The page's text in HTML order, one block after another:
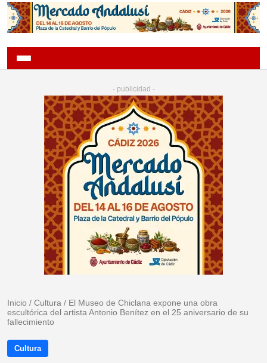
- publicidad -
Inicio / Cultura / El Museo de Chiclana expone una obra
escultórica del artista Antonio Benítez en el 25 aniversario de su
fallecimiento
Cultura